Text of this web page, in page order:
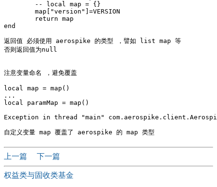
end
返回值 必须使用 aerospike 的类型 ，譬如 list map 等
否则返回值为null
注意变量命名 ，避免覆盖
local map = map()
...
local paramMap = map()
Exception in thread "main"
上一篇 下一篇
权益类与固收类基金